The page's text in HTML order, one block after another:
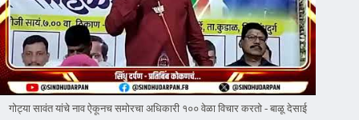
गोट्या सावंत यांचे नाव ऐकूनच समोरचा अधिकारी १०० वेळा विचार करतो - बाळू देसाई